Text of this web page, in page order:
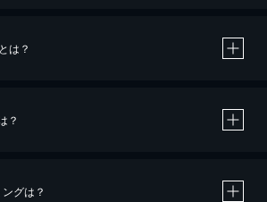
は？
クレジットカード決済による作品の購入 / レンタルです。
？
グは？